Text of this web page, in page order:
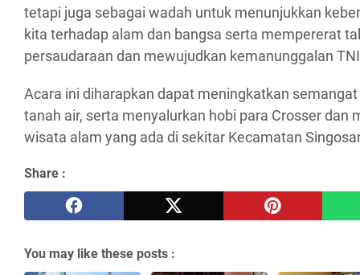
tetapi juga sebagai wadah untuk menunjukkan
kita terhadap alam dan bangsa serta mempererat
persaudaraan dan mewujudkan kemanunggalan
Acara ini diharapkan dapat meningkatkan
tanah air, serta menyalurkan hobi para Crosser dan
wisata alam yang ada di sekitar Kecamatan
Share :
You may like these posts :